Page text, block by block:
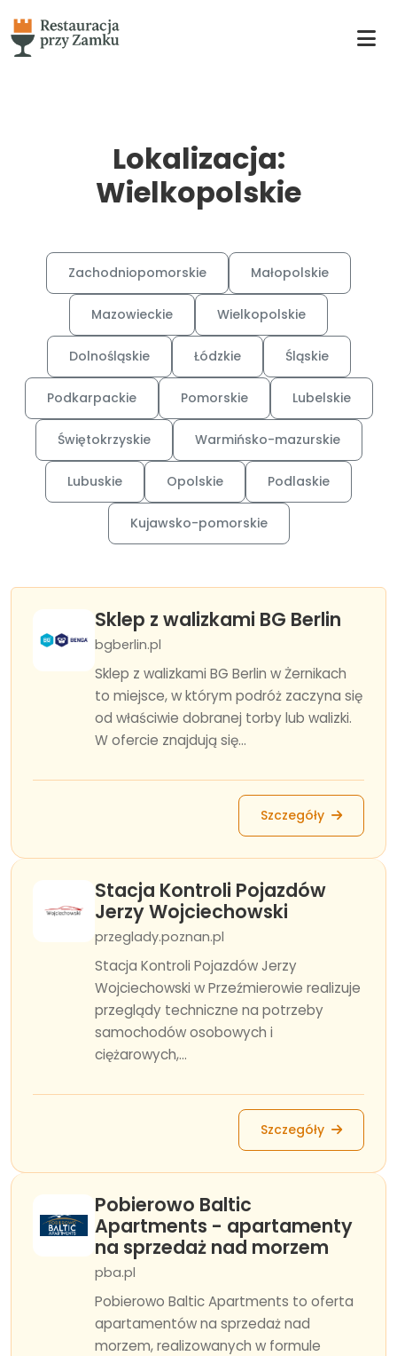
Lokalizacja:
Wielkopolskie
Zachodniopomorskie Małopolskie
Mazowieckie Wielkopolskie
Dolnośląskie Łódzkie Śląskie
Podkarpackie Pomorskie Lubelskie
Świętokrzyskie Warmińsko-mazurskie
Lubuskie Opolskie Podlaskie
Kujawsko-pomorskie
Sklep z walizkami BG Berlin
bgberlin.pl
Sklep z walizkami BG Berlin w Żernikach
to miejsce, w którym podróż zaczyna się
od właściwie dobranej torby lub walizki.
W ofercie znajdują się...
Szczegóły
Stacja Kontroli Pojazdów
Jerzy Wojciechowski
przeglady.poznan.pl
Stacja Kontroli Pojazdów Jerzy
Wojciechowski w Przeźmierowie realizuje
przeglądy techniczne na potrzeby
samochodów osobowych i
ciężarowych,...
Szczegóły
Pobierowo Baltic
Apartments - apartamenty
na sprzedaż nad morzem
pba.pl
Pobierowo Baltic Apartments to oferta
apartamentów na sprzedaż nad
morzem, realizowanych w formule